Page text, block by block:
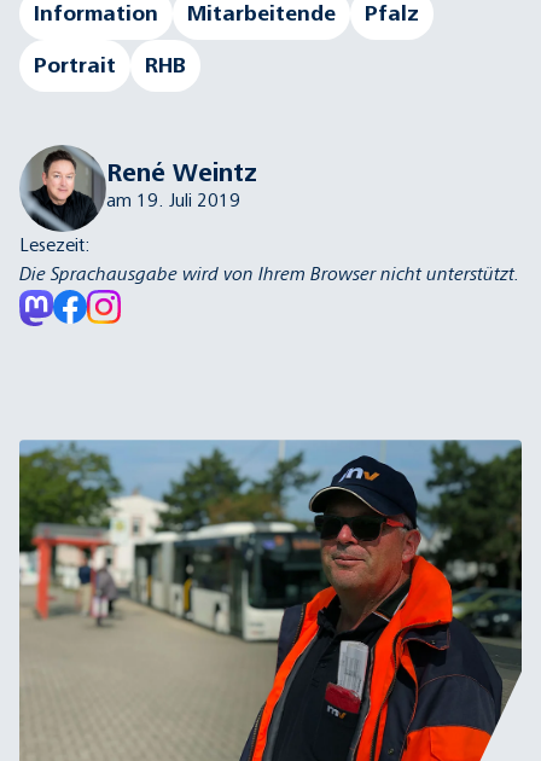
Information Mitarbeitende Pfalz
Portrait RHB
René Weintz
am 19. Juli 2019
Lesezeit:
Die Sprachausgabe wird von Ihrem Browser nicht unterstützt.